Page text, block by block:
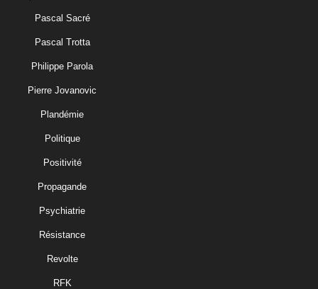
Pascal Sacré
Pascal Trotta
Philippe Parola
Pierre Jovanovic
Plandémie
Politique
Positivité
Propagande
Psychiatrie
Résistance
Revolte
RFK